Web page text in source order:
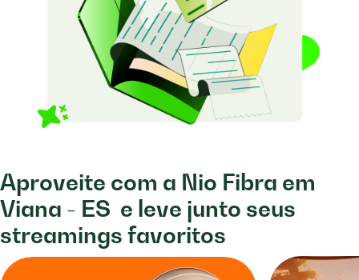
Aproveite com a Nio Fibra em
Viana - ES e leve junto seus
streamings favoritos